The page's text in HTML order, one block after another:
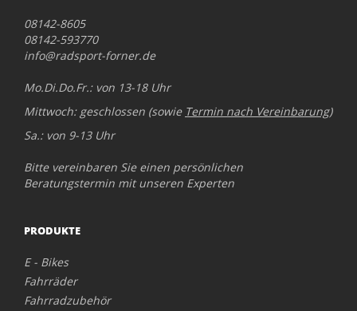
08142-8605
08142-593770
info@radsport-forner.de
Mo.Di.Do.Fr.: von 13-18 Uhr
Mittwoch: geschlossen (sowie Termin nach Vereinbarung)
Sa.: von 9-13 Uhr
Bitte vereinbaren Sie einen persönlichen
Beratungstermin mit unseren Experten
PRODUKTE
E - Bikes
Fahrräder
Fahrradzubehör